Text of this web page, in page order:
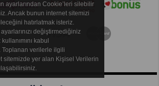
ayarlarından Cookie’leri silebilir
Ancak bunun internet sitemizi
hatırlatmak isteriz.
değiştirmediğiniz
kabul
Toplanan verilerle ilgili
sitemizde yer alan Kişisel Verilerin